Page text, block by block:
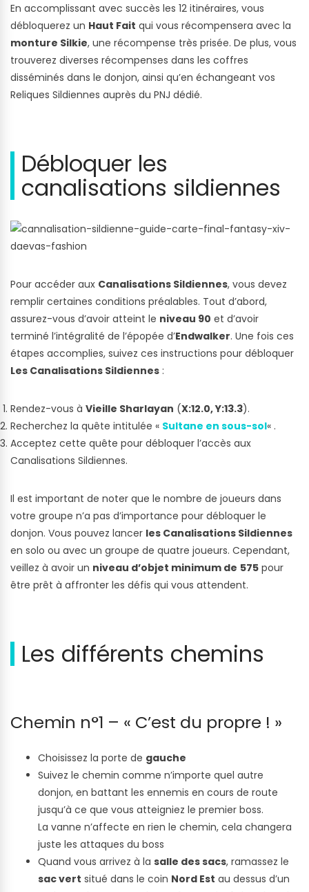
En accomplissant avec succès les 12 itinéraires, vous
débloquerez un Haut Fait qui vous récompensera avec la
monture Silkie, une récompense très prisée. De plus, vous
trouverez diverses récompenses dans les coffres
disséminés dans le donjon, ainsi qu’en échangeant vos
Reliques Sildiennes auprès du PNJ dédié.
Débloquer les
canalisations sildiennes
Pour accéder aux Canalisations Sildiennes, vous devez
remplir certaines conditions préalables. Tout d’abord,
assurez-vous d’avoir atteint le niveau 90 et d’avoir
terminé l’intégralité de l’épopée d’Endwalker. Une fois ces
étapes accomplies, suivez ces instructions pour débloquer
Les Canalisations Sildiennes :
Rendez-vous à Vieille Sharlayan (X:12.0, Y:13.3).
Recherchez la quête intitulée « Sultane en sous-sol« .
Acceptez cette quête pour débloquer l’accès aux
Canalisations Sildiennes.
Il est important de noter que le nombre de joueurs dans
votre groupe n’a pas d’importance pour débloquer le
donjon. Vous pouvez lancer les Canalisations Sildiennes
en solo ou avec un groupe de quatre joueurs. Cependant,
veillez à avoir un niveau d’objet minimum de 575 pour
être prêt à affronter les défis qui vous attendent.
Les différents chemins
Chemin n°1 – « C’est du propre ! »
Choisissez la porte de gauche
Suivez le chemin comme n’importe quel autre
donjon, en battant les ennemis en cours de route
jusqu’à ce que vous atteigniez le premier boss.
La vanne n’affecte en rien le chemin, cela changera
juste les attaques du boss
Quand vous arrivez à la salle des sacs, ramassez le
sac vert situé dans le coin Nord Est au dessus d’un